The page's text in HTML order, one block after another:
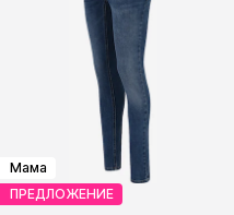
Мама
ПРЕДЛОЖЕНИЕ